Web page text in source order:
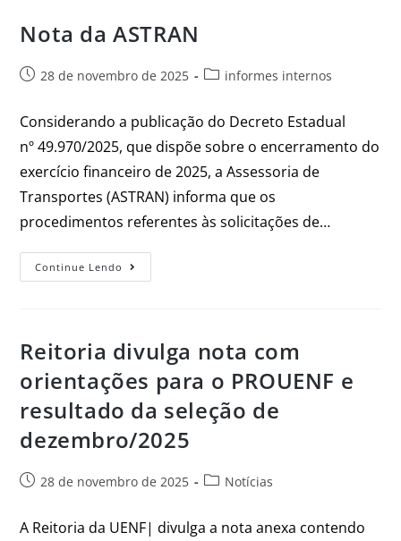
Nota da ASTRAN
28 de novembro de 2025 informes internos
Considerando a publicação do Decreto Estadual
nº 49.970/2025, que dispõe sobre o encerramento do
exercício financeiro de 2025, a Assessoria de
Transportes (ASTRAN) informa que os
procedimentos referentes às solicitações de…
Continue Lendo
Reitoria divulga nota com
orientações para o PROUENF e
resultado da seleção de
dezembro/2025
28 de novembro de 2025 Notícias
A Reitoria da UENF| divulga a nota anexa contendo